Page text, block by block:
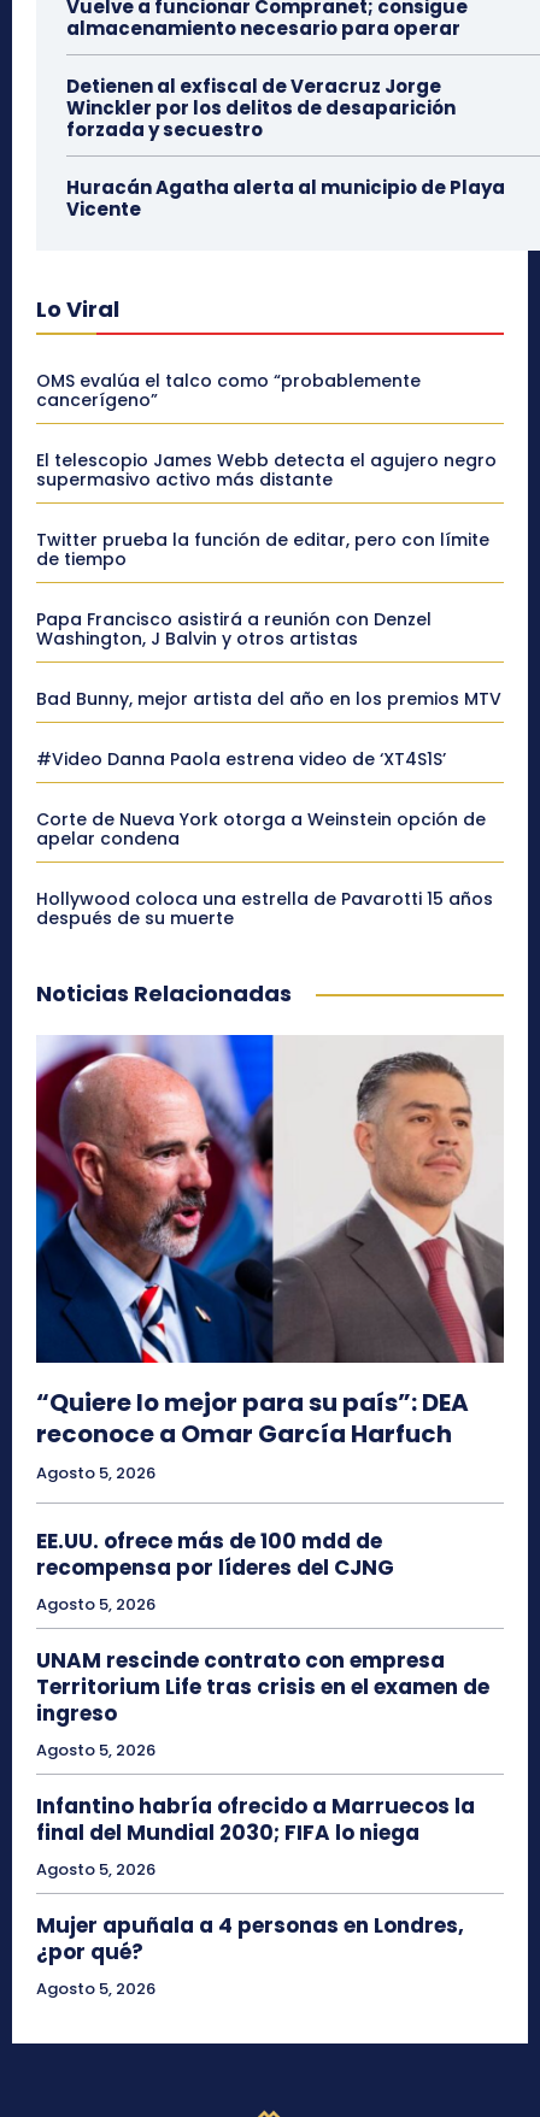
Vuelve a funcionar Compranet; consigue
almacenamiento necesario para operar
Detienen al exfiscal de Veracruz Jorge
Winckler por los delitos de desaparición
forzada y secuestro
Huracán Agatha alerta al municipio de Playa
Vicente
Lo Viral
OMS evalúa el talco como “probablemente
cancerígeno”
El telescopio James Webb detecta el agujero negro
supermasivo activo más distante
Twitter prueba la función de editar, pero con límite
de tiempo
Papa Francisco asistirá a reunión con Denzel
Washington, J Balvin y otros artistas
Bad Bunny, mejor artista del año en los premios MTV
#Video Danna Paola estrena video de ‘XT4S1S’
Corte de Nueva York otorga a Weinstein opción de
apelar condena
Hollywood coloca una estrella de Pavarotti 15 años
después de su muerte
Noticias Relacionadas
“Quiere lo mejor para su país”: DEA
reconoce a Omar García Harfuch
Agosto 5, 2026
EE.UU. ofrece más de 100 mdd de
recompensa por líderes del CJNG
Agosto 5, 2026
UNAM rescinde contrato con empresa
Territorium Life tras crisis en el examen de
ingreso
Agosto 5, 2026
Infantino habría ofrecido a Marruecos la
final del Mundial 2030; FIFA lo niega
Agosto 5, 2026
Mujer apuñala a 4 personas en Londres,
¿por qué?
Agosto 5, 2026